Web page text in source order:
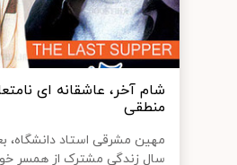
شام آخر، عاشقانه ای
منطقی
سال زندگی مشترک از همسر